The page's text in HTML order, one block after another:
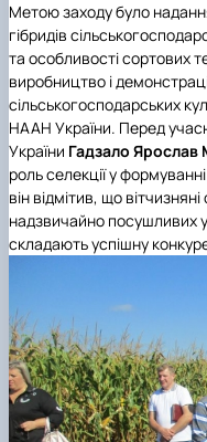
Метою заходу було
гібридів
та особливості сортових
виробництво і
сільськогосподарських
НААН України. Перед
України Гадзало
роль селекції у
він відмітив, що
надзвичайно посушливих
складають успішну